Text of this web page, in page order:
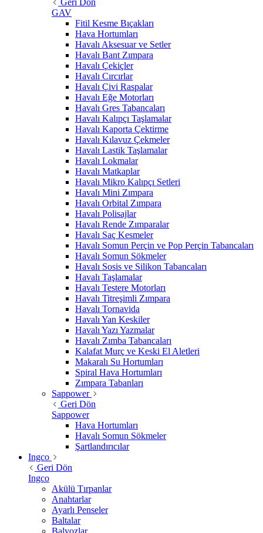
Geri Dön
GAV
Fitil Kesme Bıçakları
Hava Hortumları
Havalı Aksesuar ve Setler
Havalı Bant Zımpara
Havalı Çekiçler
Havalı Cırcırlar
Havalı Çivi Raspalar
Havalı Eğe Motorları
Havalı Gres Tabancaları
Havalı Kalıpçı Taşlamalar
Havalı Kaporta Çektirme
Havalı Kılavuz Çekmeler
Havalı Lastik Taşlamalar
Havalı Lokmalar
Havalı Matkaplar
Havalı Mikro Kalıpçı Setleri
Havalı Mini Zımpara
Havalı Orbital Zımpara
Havalı Polisajlar
Havalı Rende Zımparalar
Havalı Saç Kesmeler
Havalı Somun Perçin ve Pop Perçin Tabancaları
Havalı Somun Sökmeler
Havalı Sosis ve Silikon Tabancaları
Havalı Taşlamalar
Havalı Testere Motorları
Havalı Titreşimli Zımpara
Havalı Tornavida
Havalı Yan Keskiler
Havalı Yazı Yazmalar
Havalı Zımba Tabancaları
Kalafat Murç ve Keski El Aletleri
Makaralı Su Hortumları
Spiral Hava Hortumları
Zımpara Tabanları
Sappower
Geri Dön
Sappower
Hava Hortumları
Havalı Somun Sökmeler
Şartlandırıcılar
Ingco
Geri Dön
Ingco
Akülü Tırpanlar
Anahtarlar
Ayarlı Penseler
Baltalar
Balyozlar